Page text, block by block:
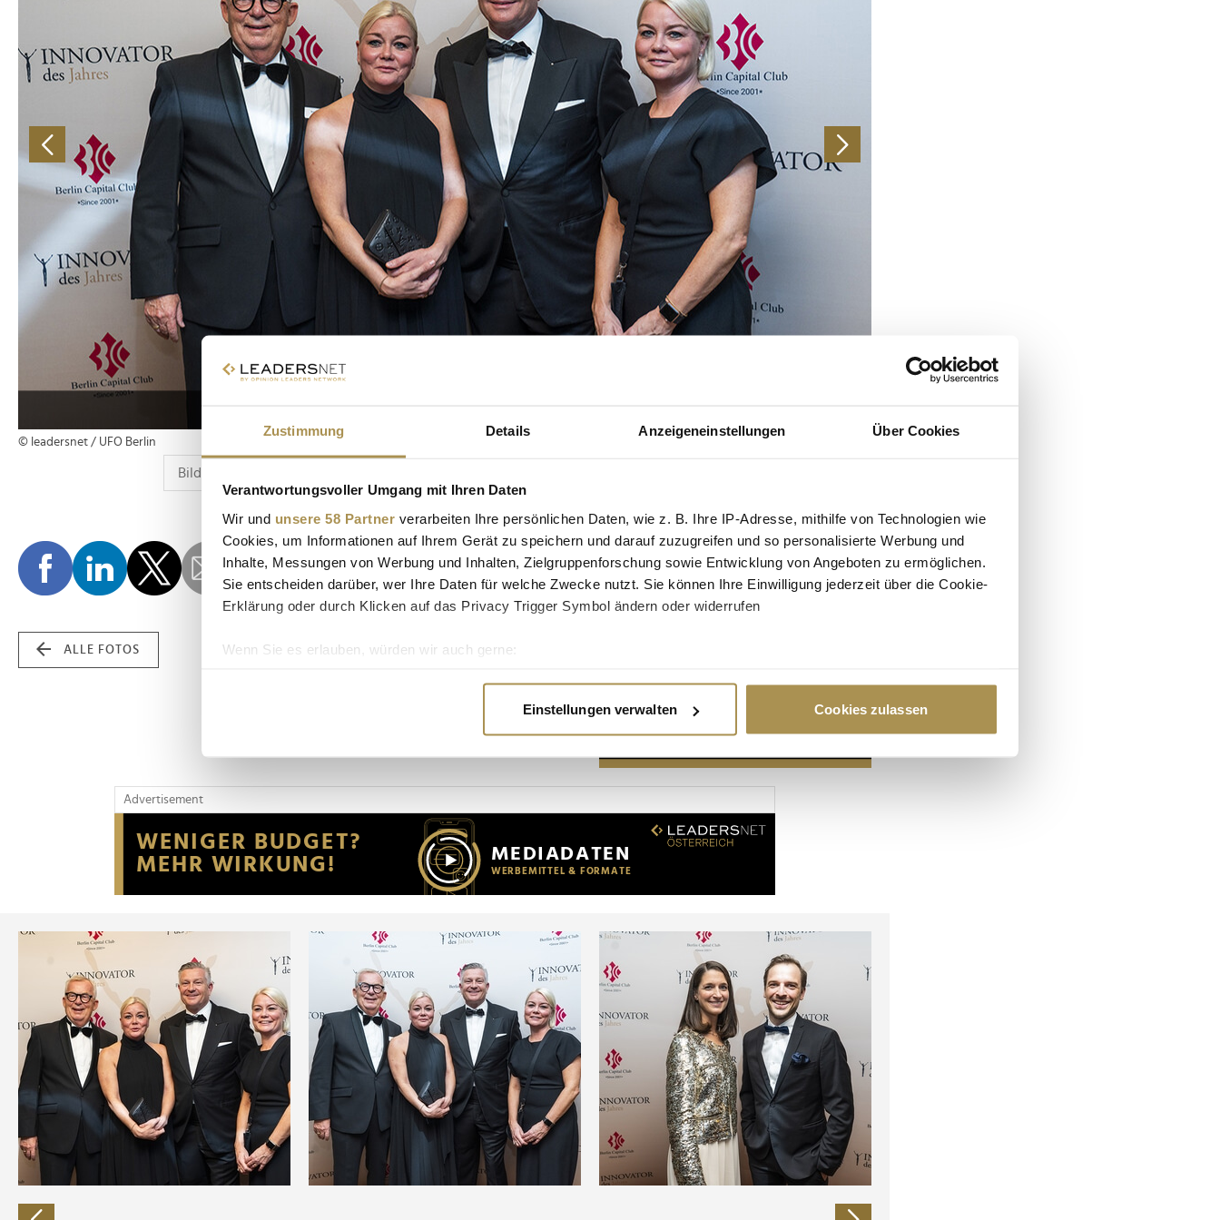
Zustimmung Details Anzeigeneinstellungen Über Cookies
Verantwortungsvoller Umgang mit Ihren Daten
Wir und unsere 58 Partner verarbeiten Ihre persönlichen Daten, wie z. B. Ihre IP-Adresse, mithilfe von Technologien wie
Cookies, um Informationen auf Ihrem Gerät zu speichern und darauf zuzugreifen und so personalisierte Werbung und
Inhalte, Messungen von Werbung und Inhalten, Zielgruppenforschung sowie Entwicklung von Angeboten zu ermöglichen.
Sie entscheiden darüber, wer Ihre Daten für welche Zwecke nutzt. Sie können Ihre Einwilligung jederzeit über die Cookie-
Erklärung oder durch Klicken auf das Privacy Trigger Symbol ändern oder widerrufen
Wenn Sie es erlauben, würden wir auch gerne:
Erfahren Sie mehr darüber, wie Ihre persönlichen Daten verarbeitet werden, und legen Sie Ihre Präferenzen im
Wir verwenden Cookies, um Inhalte und Anzeigen zu personalisieren, Funktionen für soziale Medien anbieten zu können
Website an unsere Partner für soziale Medien, Werbung und Analysen weiter. Unsere Partner führen diese Informationen
möglicherweise mit weiteren Daten zusammen, die Sie ihnen bereitgestellt haben oder die sie im Rahmen Ihrer Nutzung
der Dienste gesammelt haben.
Einstellungen verwalten Cookies zulassen
© leadersnet / UFO Berlin
ALLE FOTOS
Advertisement
Advertisement